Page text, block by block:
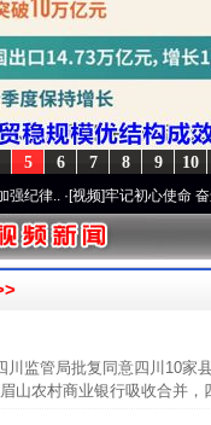
10
9
8
7
6
5
·[视频]牢记初心使命 奋进复兴
监管局批复同意四川10
山农村商业银行吸收合并